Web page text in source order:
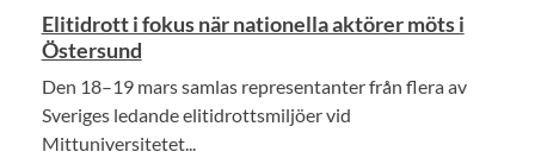
Elitidrott i fokus när nationella aktörer möts i
Östersund
Den 18–19 mars samlas representanter från flera av
Sveriges ledande elitidrottsmiljöer vid
Mittuniversitetet...